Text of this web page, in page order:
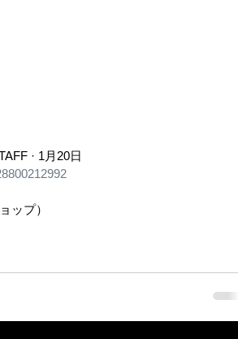
ー‏ @KanColle_STAFF · 1月20日
ップ）